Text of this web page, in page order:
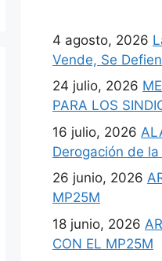
4 agosto, 2026
Vende, Se
24 julio, 2026
PARA LOS
16 julio, 2026
Derogación de la
26 junio, 2026
MP25M
18 junio, 2026
CON EL MP25M